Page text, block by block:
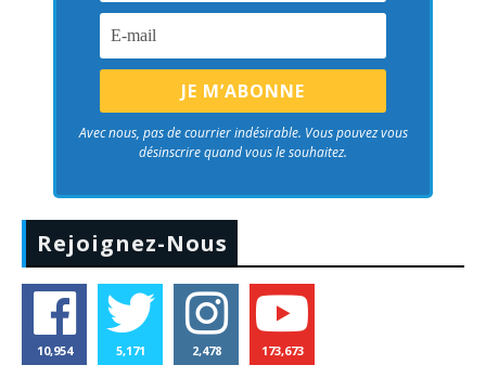
Avec nous, pas de courrier indésirable. Vous pouvez vous
désinscrire quand vous le souhaitez.
Rejoignez-Nous
10,954 5,171 2,478 173,673